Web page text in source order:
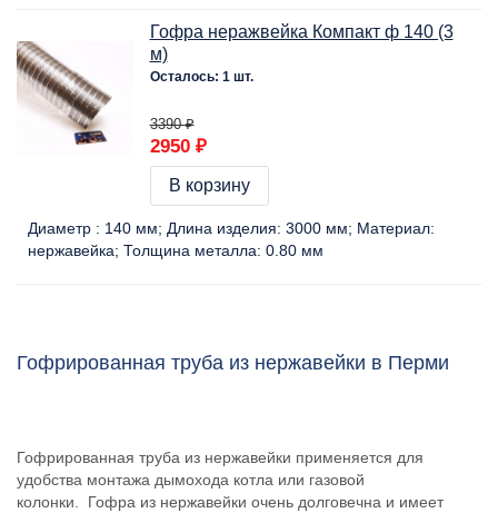
Гофра неражвейка Компакт ф 140 (3
м)
Осталось: 1 шт.
3390 ₽
2950 ₽
В корзину
Диаметр : 140 мм Длина изделия: 3000 мм
Материал:
нержавейка Толщина металла: 0.80 мм
Гофрированная труба из нержавейки в Перми
Гофрированная труба из нержавейки применяется для
удобства монтажа дымохода котла или газовой
колонки. Гофра из нержавейки очень долговечна и имеет